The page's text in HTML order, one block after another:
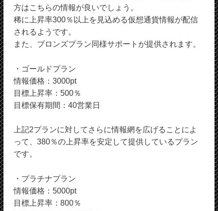
方はこちらの情報が良いでしょう。
稀に上昇率300％以上を見込める仮想通貨情報が配信
されるようです。
また、ブロンズプラン同様サポートが提供されます。
・ゴールドプラン
情報価格：3000pt
目標上昇率：500％
目標保有期間：40営業日
上記2プランに対してさらに情報網を広げることによ
って、380％の上昇率を安定して提供しているプラン
です。
・プラチナプラン
情報価格：5000pt
目標上昇率：800％